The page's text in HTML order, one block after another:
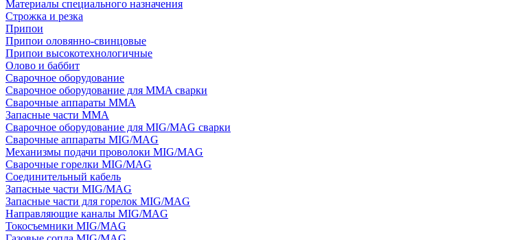
Материалы специального назначения
Строжка и резка
Припои
Припои оловянно-свинцовые
Припои высокотехнологичные
Олово и баббит
Сварочное оборудование
Сварочное оборудование для MMA сварки
Сварочные аппараты MMA
Запасные части MMA
Сварочное оборудование для MIG/MAG сварки
Сварочные аппараты MIG/MAG
Механизмы подачи проволоки MIG/MAG
Сварочные горелки MIG/MAG
Соединительный кабель
Запасные части MIG/MAG
Запасные части для горелок MIG/MAG
Направляющие каналы MIG/MAG
Токосъемники MIG/MAG